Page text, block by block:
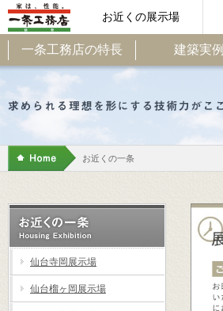
お近くの展示場
一条工務店の特長 建築実例
お近くの一条
仙台寺岡展示場
仙台榴ヶ岡展示場